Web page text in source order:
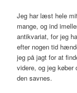
Jeg har læst hele
mange, og ind
antikvariat, for jeg
efter nogen tid
jeg på jagt for at
videre, og jeg køber
den savnes.